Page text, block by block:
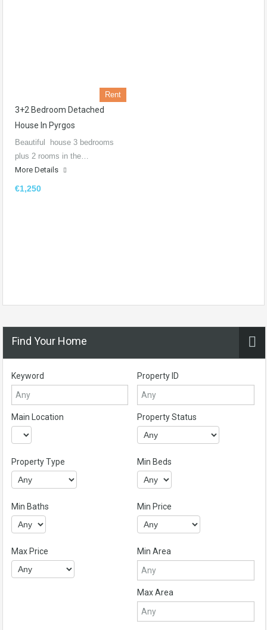
Rent
3+2 Bedroom Detached
House In Pyrgos
Beautiful house 3 bedrooms
plus 2 rooms in the…
More Details
€1,250
Find Your Home
Keyword Property ID
Main Location Property Status
Property Type Min Beds
Min Baths Min Price
Max Price Min Area
Max Area